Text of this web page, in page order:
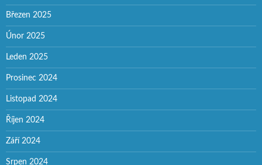
Březen 2025
Únor 2025
Leden 2025
Prosinec 2024
Listopad 2024
Říjen 2024
Září 2024
Srpen 2024